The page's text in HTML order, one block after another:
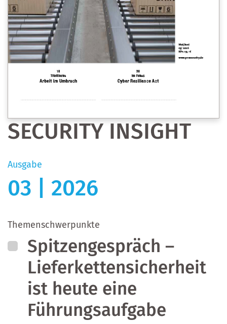
SECURITY INSIGHT
Ausgabe
03 | 2026
Themenschwerpunkte
Spitzengespräch –
Lieferkettensicherheit
ist heute eine
Führungsaufgabe